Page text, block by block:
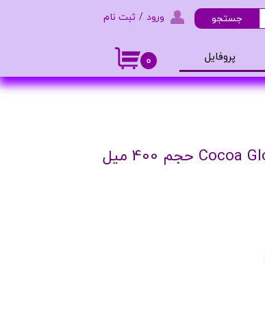
۰
ورود / ثبت نام
تغییر گذر واژه
پروفایل
جستجو